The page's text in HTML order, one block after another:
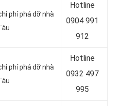
phí phá dỡ nhà
Hotline
0904 991
912
phí phá dỡ nhà
Hotline
0932 497
995